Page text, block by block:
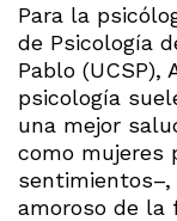
Para la
de Psicología
Pablo (UCSP),
psicología
una mejor
como mujeres
amoroso de la